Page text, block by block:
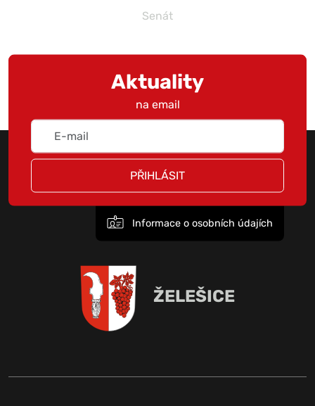
Senát
Aktuality
na email
PŘIHLÁSIT
Informace o osobních údajích
ŽELEŠICE